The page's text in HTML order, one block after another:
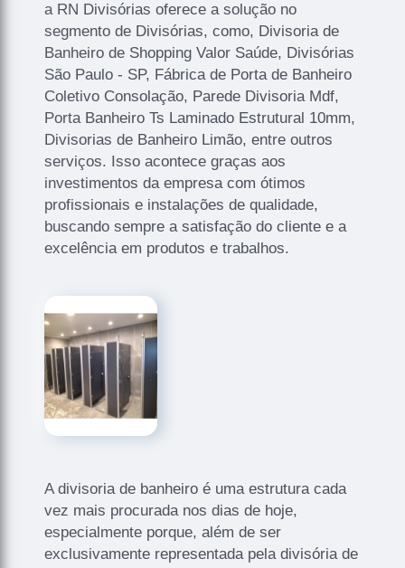
a RN Divisórias oferece a solução no
segmento de Divisórias, como, Divisoria de
Banheiro de Shopping Valor Saúde, Divisórias
São Paulo - SP, Fábrica de Porta de Banheiro
Coletivo Consolação, Parede Divisoria Mdf,
Porta Banheiro Ts Laminado Estrutural 10mm,
Divisorias de Banheiro Limão, entre outros
serviços. Isso acontece graças aos
investimentos da empresa com ótimos
profissionais e instalações de qualidade,
buscando sempre a satisfação do cliente e a
excelência em produtos e trabalhos.
A divisoria de banheiro é uma estrutura cada
vez mais procurada nos dias de hoje,
especialmente porque, além de ser
exclusivamente representada pela divisória de